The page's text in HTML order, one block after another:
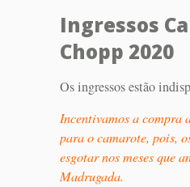
Ingressos
Chopp 2020
Os ingressos estão
Incentivamos a compra
para o camarote, pois,
esgotar nos meses que
Madrugada.